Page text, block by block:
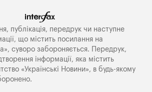
публiкацiя, передрук чи наступне
що мiстить посилання на
суворо забороняється. Передрук,
інформації, яка містить
«Українські Новини», в будь-якому